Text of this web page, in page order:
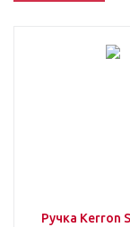
Ручка Kerron